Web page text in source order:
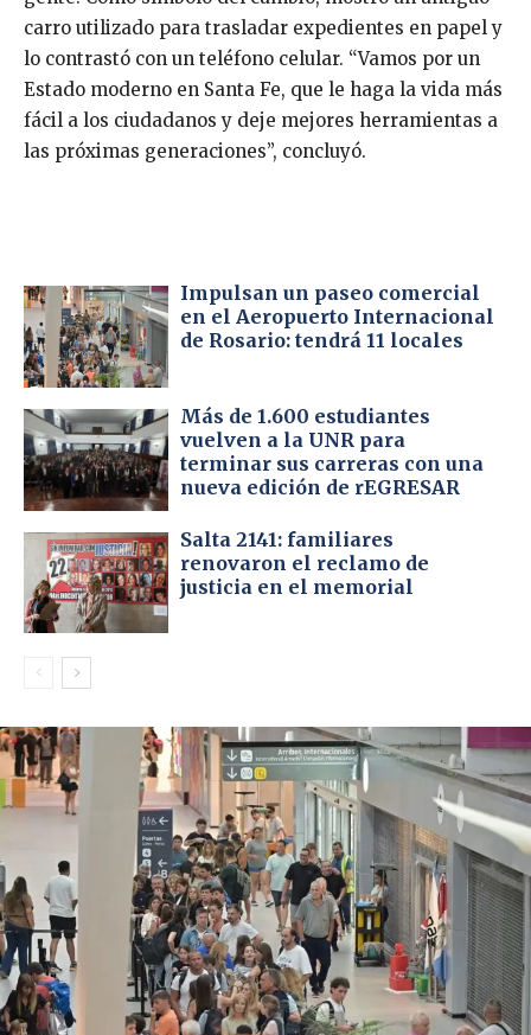
carro utilizado para trasladar expedientes en papel y
lo contrastó con un teléfono celular. “Vamos por un
Estado moderno en Santa Fe, que le haga la vida más
fácil a los ciudadanos y deje mejores herramientas a
las próximas generaciones”, concluyó.
Impulsan un paseo comercial
en el Aeropuerto Internacional
de Rosario: tendrá 11 locales
Más de 1.600 estudiantes
vuelven a la UNR para
terminar sus carreras con una
nueva edición de rEGRESAR
Salta 2141: familiares
renovaron el reclamo de
justicia en el memorial